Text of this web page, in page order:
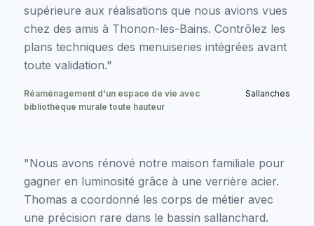
supérieure aux réalisations que nous avions vues
chez des amis à Thonon-les-Bains. Contrôlez les
plans techniques des menuiseries intégrées avant
toute validation."
Réaménagement d'un espace de vie avec
bibliothèque murale toute hauteur
Sallanches
"Nous avons rénové notre maison familiale pour
gagner en luminosité grâce à une verrière acier.
Thomas a coordonné les corps de métier avec
une précision rare dans le bassin sallanchard.